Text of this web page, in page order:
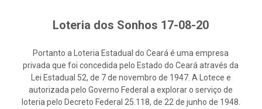
Loteria dos Sonhos 17-08-20
Portanto a Loteria Estadual do Ceará é uma empresa
privada que foi concedida pelo Estado do Ceará através da
Lei Estadual 52, de 7 de novembro de 1947. A Lotece e
autorizada pelo Governo Federal a explorar o serviço de
loteria pelo Decreto Federal 25.118, de 22 de junho de 1948.